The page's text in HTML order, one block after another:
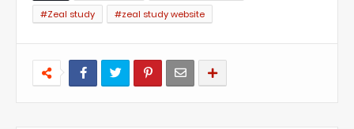
#Zeal study
#zeal study website